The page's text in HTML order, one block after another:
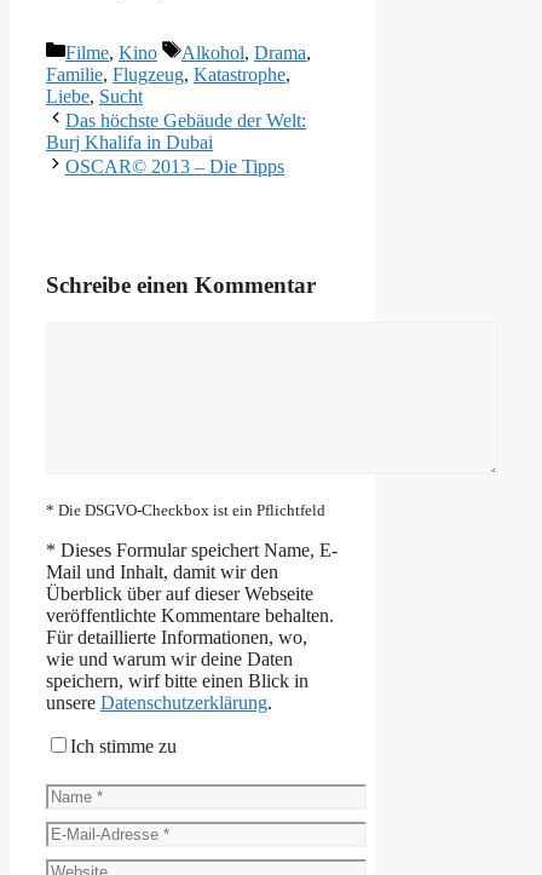
Kategorien
Filme, Kino Schlagwörter
Alkohol, Drama,
Familie, Flugzeug, Katastrophe,
Liebe, Sucht
Das höchste Gebäude der Welt:
Burj Khalifa in Dubai
OSCAR© 2013 – Die Tipps
Schreibe einen Kommentar
* Die DSGVO-Checkbox ist ein Pflichtfeld
* Dieses Formular speichert Name, E-
Mail und Inhalt, damit wir den
Überblick über auf dieser Webseite
veröffentlichte Kommentare behalten.
Für detaillierte Informationen, wo,
wie und warum wir deine Daten
speichern, wirf bitte einen Blick in
unsere Datenschutzerklärung.
Ich stimme zu
Name
E-
Mail-
Website